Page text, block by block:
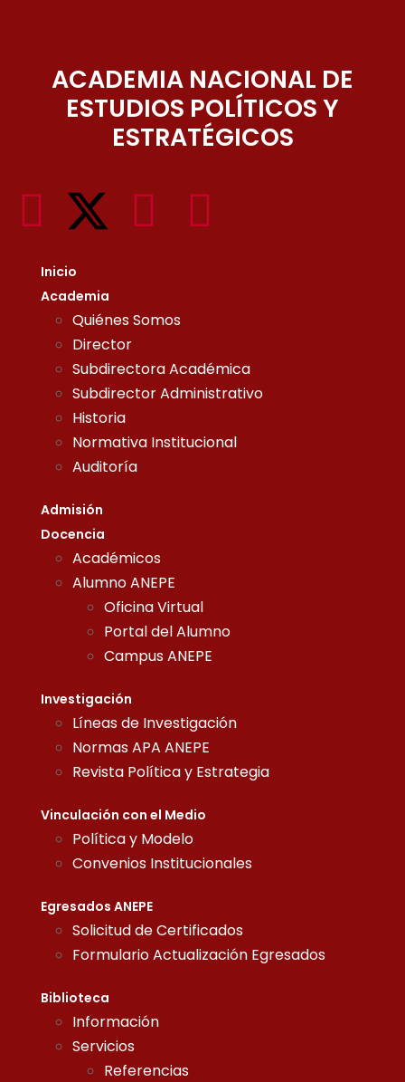
ACADEMIA NACIONAL DE
ESTUDIOS POLÍTICOS Y
ESTRATÉGICOS
Inicio
Academia
Quiénes Somos
Director
Subdirectora Académica
Subdirector Administrativo
Historia
Normativa Institucional
Auditoría
Admisión
Docencia
Académicos
Alumno ANEPE
Oficina Virtual
Portal del Alumno
Campus ANEPE
Investigación
Líneas de Investigación
Normas APA ANEPE
Revista Política y Estrategia
Vinculación con el Medio
Política y Modelo
Convenios Institucionales
Egresados ANEPE
Solicitud de Certificados
Formulario Actualización Egresados
Biblioteca
Información
Servicios
Referencias